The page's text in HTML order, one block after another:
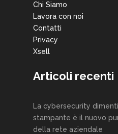
Chi Siamo
Lavora con noi
Contatti
Privacy
Xsell
Articoli recenti
La cybersecurity
stampante è il nuovo
della rete aziendale